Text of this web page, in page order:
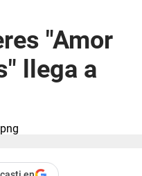
"Amor
llega a